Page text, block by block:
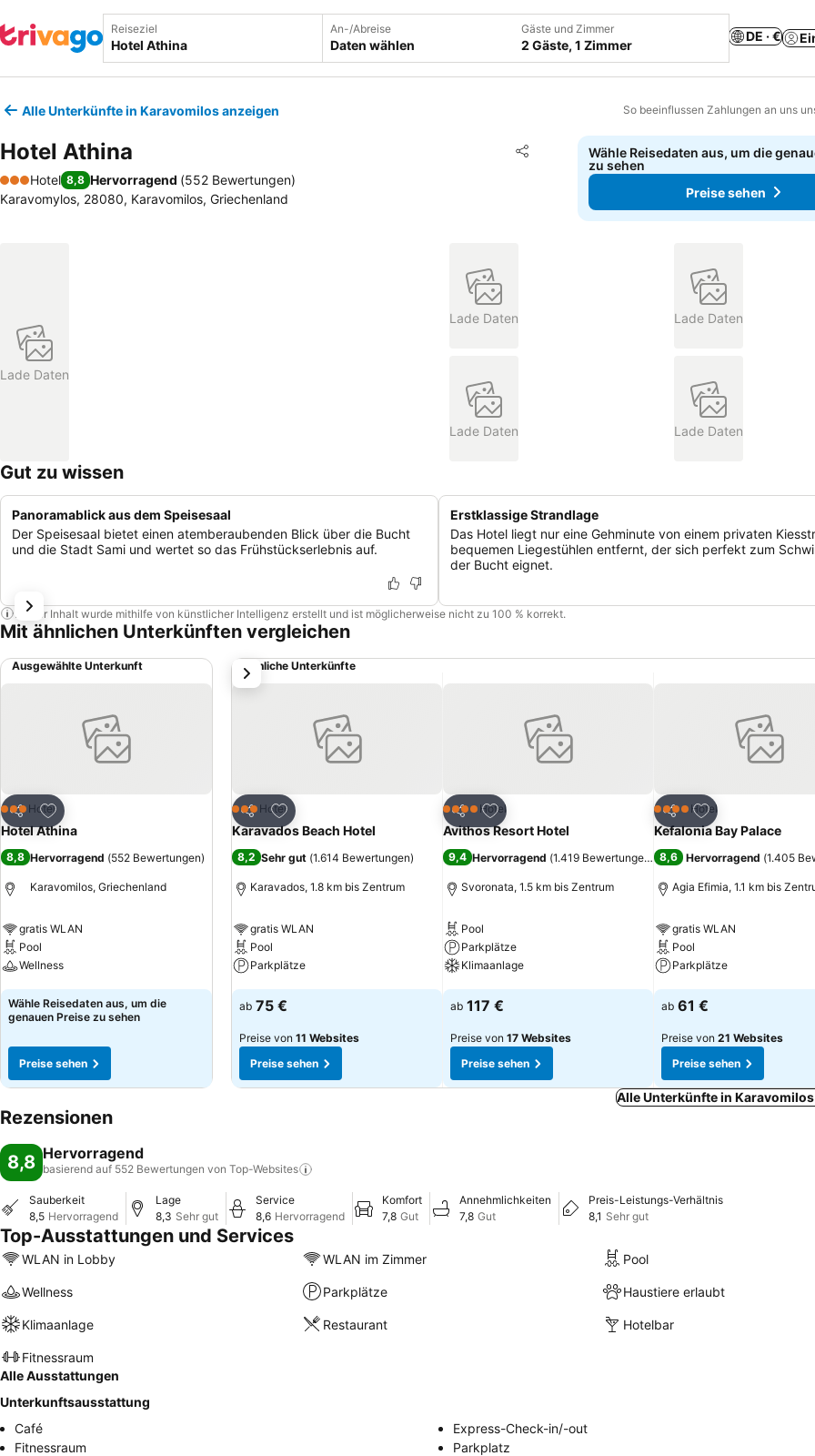
Reiseziel An-/Abreise
Daten wählen
Gäste und Zimmer
2 Gäste, 1 Zimmer
DE · €
Alle Unterkünfte in Karavomilos anzeigen So beeinflussen Zahlungen an uns
Hotel Athina Teilen
Zu Favoriten hinzufügen
3 Sterne
Hotel 8,8 Hervorragend (552 Bewertungen)
Karavomylos, 28080, Karavomilos, Griechenland
Wähle Reisedaten aus, um die
zu sehen
Preise sehen
Lade Daten
Lade Daten Lade Daten
Lade Daten Lade Daten
Gut zu wissen
Panoramablick aus dem Speisesaal
Der Speisesaal bietet einen atemberaubenden Blick über die Bucht
und die Stadt Sami und wertet so das Frühstückserlebnis auf.
Erstklassige Strandlage
Das Hotel liegt nur eine Gehminute von einem privaten
bequemen Liegestühlen entfernt, der sich perfekt zum
der Bucht eignet.
Dieser Inhalt wurde mithilfe von künstlicher Intelligenz erstellt und ist möglicherweise nicht zu 100 % korrekt.
Mit ähnlichen Unterkünften vergleichen
Ausgewählte Unterkunft
Teilen
Zu Favoriten hinzufügen
3 SterneHotel
Hotel Athina
8,8 Hervorragend (552 Bewertungen)
Karavomilos, Griechenland
gratis WLAN
Pool
Wellness
Preise sehen
Wähle Reisedaten aus, um die
genauen Preise zu sehen
Preise sehen
Ähnliche Unterkünfte
Teilen
Zu Favoriten hinzufügen
3 SterneHotel
Karavados Beach Hotel
8,2 Sehr gut (1.614 Bewertungen)
Karavados, 1.8 km bis Zentrum
gratis WLAN
Pool
Parkplätze
Preise sehen
ab 75 €
Preise von 11 Websites
Preise sehen
Teilen
Zu Favoriten hinzufügen
4 SterneHotel
Avithos Resort Hotel
9,4 Hervorragend (1.419 Bewertungen)
Svoronata, 1.5 km bis Zentrum
Pool
Parkplätze
Klimaanlage
Preise sehen
ab 117 €
Preise von 17 Websites
Preise sehen
Teilen
Zu Favoriten
4 SterneHotel
Kefalonia Bay Palace
8,6 Hervorragend (1.405
Agia Efimia, 1.1 km bis
gratis WLAN
Pool
Parkplätze
Preise sehen
ab 61 €
Preise von 21 Websites
Preise sehen
weiter
Alle Unterkünfte in
Rezensionen
8,8 Hervorragend
basierend auf 552 Bewertungen von Top-Websites
Sauberkeit
8,5 Hervorragend
Lage
8,3 Sehr gut
Service
8,6 Hervorragend
Komfort
7,8 Gut
Annehmlichkeiten
7,8 Gut
Preis-Leistungs-Verhältnis
8,1 Sehr gut
Top-Ausstattungen und Services
WLAN in Lobby WLAN im Zimmer Pool
Wellness Parkplätze Haustiere erlaubt
Klimaanlage Restaurant Hotelbar
Fitnessraum
Alle Ausstattungen
Unterkunftsausstattung
Café
Express-Check-in/-out
Fitnessraum
Parkplatz